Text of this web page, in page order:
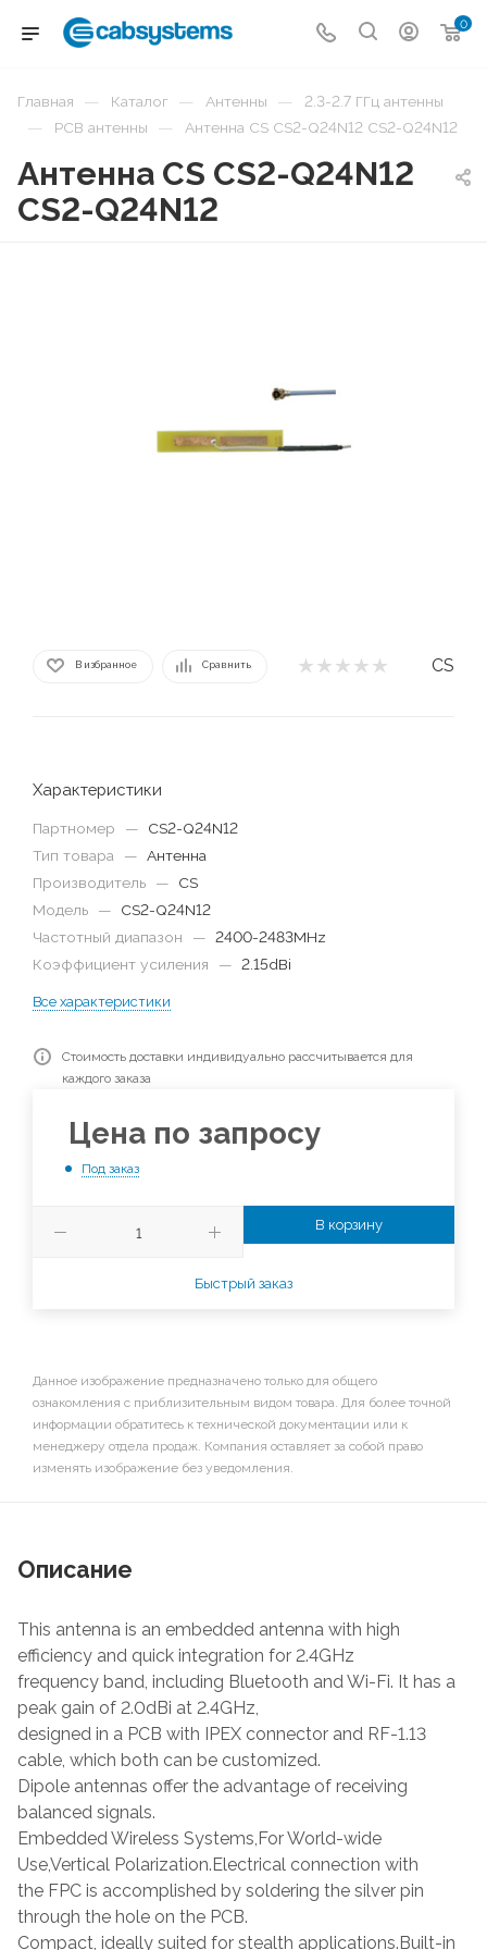
0
Главная — Каталог — Антенны — 2.3-2.7 ГГц антенны
— PCB антенны — Антенна CS CS2-Q24N12 CS2-Q24N12
Антенна CS CS2-Q24N12
CS2-Q24N12
В избранное Сравнить CS
Характеристики
Партномер —
CS2-Q24N12
Тип товара
— Антенна
Производитель
—
CS
Модель
—
CS2-Q24N12
Частотный диапазон
— 2400-2483MHz
Коэффициент усиления
— 2.15dBi
Все характеристики
Стоимость доставки индивидуально рассчитывается для
каждого заказа
Цена по запросу
Под заказ
В корзину
Быстрый заказ
Данное изображение предназначено только для общего
ознакомления с приблизительным видом товара. Для более точной
информации обратитесь к технической документации или к
менеджеру отдела продаж. Компания оставляет за собой право
изменять изображение без уведомления.
Описание
This antenna is an embedded antenna with high
efficiency and quick integration for 2.4GHz
frequency band, including Bluetooth and Wi-Fi. It has a
peak gain of 2.0dBi at 2.4GHz,
designed in a PCB with IPEX connector and RF-1.13
cable, which both can be customized.
Dipole antennas offer the advantage of receiving
balanced signals.
Embedded Wireless Systems,For World-wide
Use,Vertical Polarization.Electrical connection with
the FPC is accomplished by soldering the silver pin
through the hole on the PCB.
Compact, ideally suited for stealth applications.Built-in